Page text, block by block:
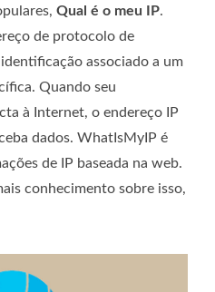
Qual é o meu IP.
de protocolo de
associado a um
Quando seu
à Internet, o endereço IP
dados. WhatIsMyIP é
de IP baseada na web.
conhecimento sobre isso,